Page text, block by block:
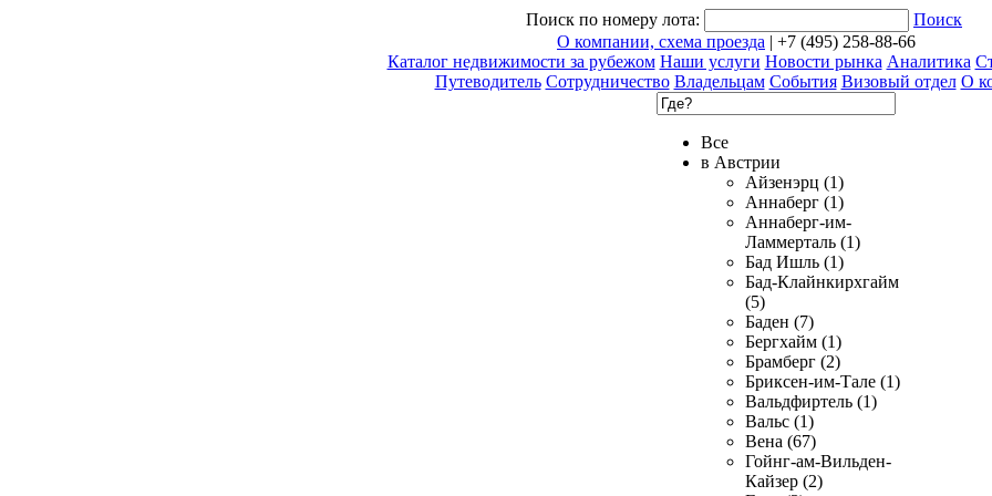
Поиск по номеру лота:
Поиск
О компании, схема проезда | +7 (495) 258-88-66
Каталог недвижимости за рубежом Наши услуги Новости рынка Аналитика
Путеводитель Сотрудничество Владельцам События Визовый отдел О
Все
в Австрии
Айзенэрц (1)
Аннаберг (1)
Аннаберг-им-
Ламмерталь (1)
Бад Ишль (1)
Бад-Клайнкирхгайм
(5)
Баден (7)
Бергхайм (1)
Брамберг (2)
Бриксен-им-Тале (1)
Вальдфиртель (1)
Вальс (1)
Вена (67)
Гойнг-ам-Вильден-
Кайзер (2)